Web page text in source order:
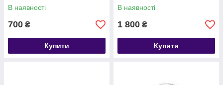
В наявності
700 ₴
Купити
В наявності
1 800 ₴
Купити